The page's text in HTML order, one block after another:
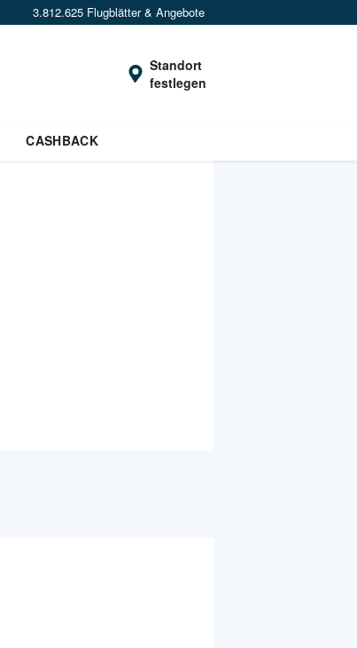
3.812.625 Flugblätter & Angebote
Standort
festlegen
CASHBACK